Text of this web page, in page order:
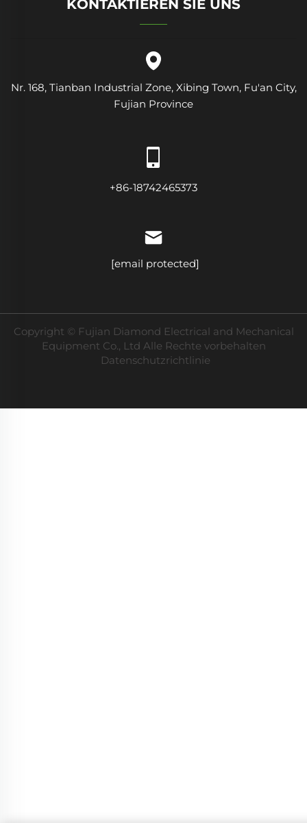
KONTAKTIEREN SIE UNS
Nr. 168, Tianban Industrial Zone, Xibing Town, Fu'an City,
Fujian Province
+86-18742465373
[email protected]
Copyright © Fujian Diamond Electrical and Mechanical
Equipment Co., Ltd Alle Rechte vorbehalten
Datenschutzrichtlinie